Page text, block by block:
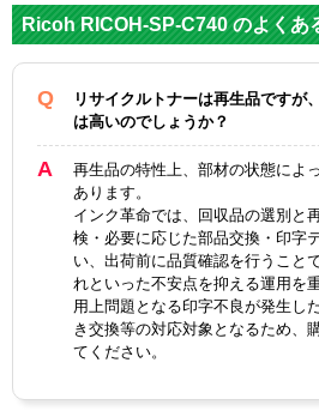
メーカ
ー
リ
対応
純正型
番
IPSIO-
SP-
C740HB
K ブラ
IPSIO-
SP-
C740H
C シア
カラー
ブラッ
ク
シアン
ICチッ
プ
イプ
Ricoh RICOH-SP-C740 のよくあ
リサイクルトナーは再生品ですが
は高いのでしょうか？
再生品の特性上、部材の状態によ
あります。
インク革命では、回収品の選別と
検・必要に応じた部品交換・印字
い、出荷前に品質確認を行うこと
れといった不安点を抑える運用を
用上問題となる印字不良が発生し
き交換等の対応対象となるため、
てください。